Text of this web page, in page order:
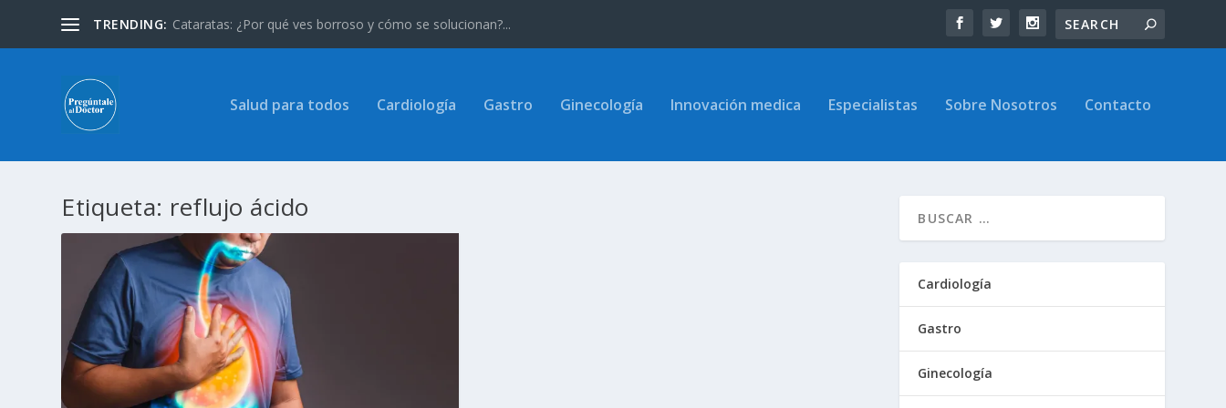
TRENDING: Cataratas: ¿Por qué ves borroso y cómo se solucionan?...
Salud para todos Cardiología Gastro Ginecología Innovación medica Especialistas Sobre Nosotros Contacto
Etiqueta: reflujo ácido
Cardiología
Gastro
Ginecología